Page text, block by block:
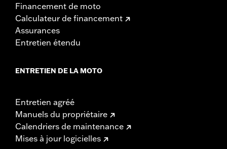
Financement de moto
Calculateur de financement
Assurances
Entretien étendu
ENTRETIEN DE LA MOTO
Entretien agréé
Manuels du propriétaire
Calendriers de maintenance
Mises à jour logicielles